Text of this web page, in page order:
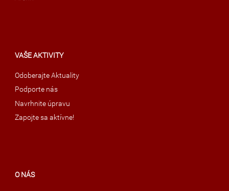
VAŠE AKTIVITY
Odoberajte Aktuality
Podporte nás
Navrhnite úpravu
Zapojte sa aktívne!
O NÁS